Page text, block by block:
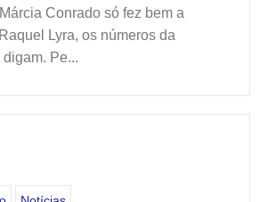
Conrado só fez bem a
Lyra, os números da
Pe...